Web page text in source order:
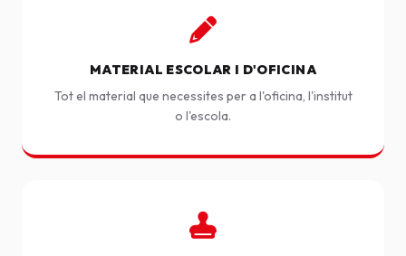
MATERIAL ESCOLAR I D'OFICINA
Tot el material que necessites per a l'oficina, l'institut
o l'escola.